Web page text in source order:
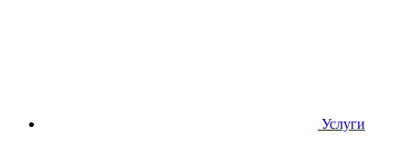
Услуги